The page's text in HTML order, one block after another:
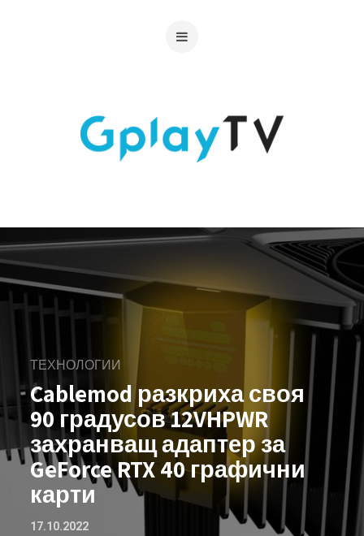
ТЕХНОЛОГИИ
Cablemod разкриха своя
90 градусов 12VHPWR
захранващ адаптер за
GeForce RTX 40 графични
карти
17.10.2022